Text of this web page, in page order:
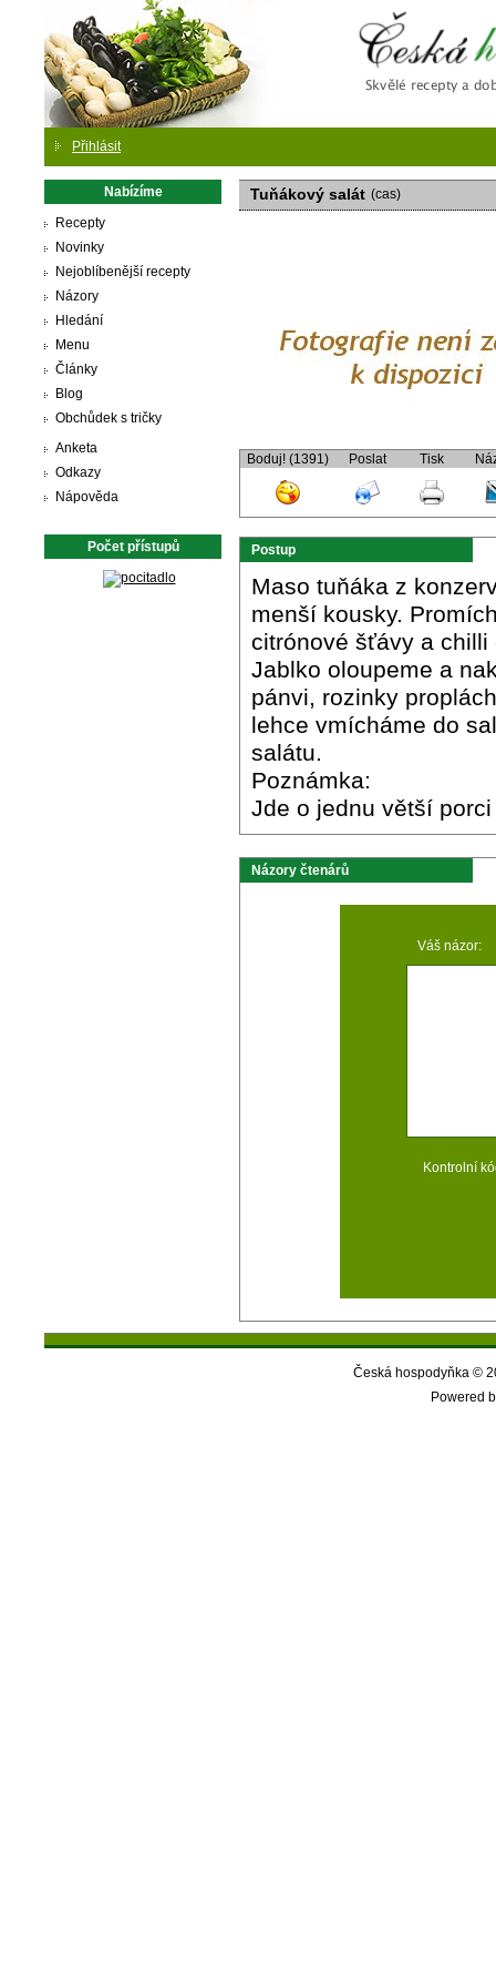
Přihlásit
Nabízíme
Recepty
Novinky
Nejoblíbenější recepty
Názory
Hledání
Menu
Články
Blog
Obchůdek s tričky
Anketa
Odkazy
Nápověda
Počet přístupů
Tuňákový salát (cas)
Boduj! (1391) Poslat Tisk
Postup
Maso tuňáka z
menší kousky.
citrónové šťávy a
Jablko oloupeme a
pánvi, rozinky
lehce vmícháme do
salátu.
Poznámka:
Jde o jednu větší
Názory čtenárů
Váš názor:
Kontrolní
Česká hospodyňka ©
Powered